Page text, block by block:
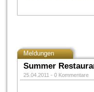
Meldungen
Summer
25.04.2011 - 0 Kommentare